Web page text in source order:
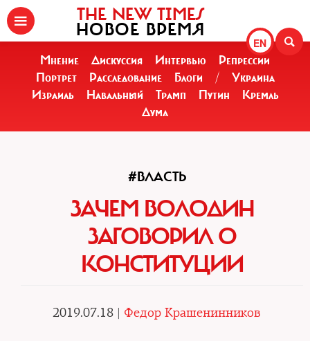
EN
THE NEW TIMES
НОВОЕ ВРЕМЯ
Мнение Дискуссия Интервью
Репрессии
Портрет
Расследование Блоги /
Украина
Израиль
Навальный Трамп Путин
Кремль
Дума
#ВЛАСТЬ
ЗАЧЕМ ВОЛОДИН
ЗАГОВОРИЛ О
КОНСТИТУЦИИ
2019.07.18 | Федор Крашенинников